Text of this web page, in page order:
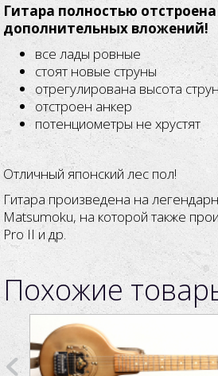
Гитара полностью
дополнительных вложений!
все лады ровные
стоят новые струны
отрегулирована высота струн
отстроен анкер
потенциометры не хрустят
Отличный японский лес пол!
Гитара произведена на
Matsumoku, на которой также
Pro II и др.
Похожие